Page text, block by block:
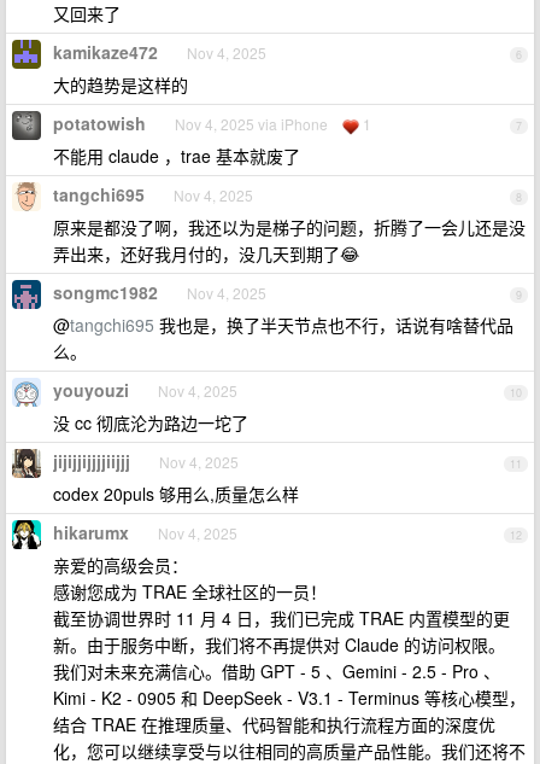
又回来了
6
kamikaze472 Nov 4, 2025
大的趋势是这样的
7
potatowish Nov 4, 2025 via iPhone 1
不能用 claude ，trae 基本就废了
8
tangchi695 Nov 4, 2025
原来是都没了啊，我还以为是梯子的问题，折腾了一会儿还是没
弄出来，还好我月付的，没几天到期了😂
9
songmc1982 Nov 4, 2025
@tangchi695 我也是，换了半天节点也不行，话说有啥替代品
么。
10
youyouzi Nov 4, 2025
没 cc 彻底沦为路边一坨了
11
jijijjijjjjiijjj Nov 4, 2025
codex 20puls 够用么,质量怎么样
12
hikarumx Nov 4, 2025
亲爱的高级会员：
感谢您成为 TRAE 全球社区的一员！
截至协调世界时 11 月 4 日，我们已完成 TRAE 内置模型的更
新。由于服务中断，我们将不再提供对 Claude 的访问权限。
我们对未来充满信心。借助 GPT - 5 、Gemini - 2.5 - Pro 、
Kimi - K2 - 0905 和 DeepSeek - V3.1 - Terminus 等核心模型，
结合 TRAE 在推理质量、代码智能和执行流程方面的深度优
化，您可以继续享受与以往相同的高质量产品性能。我们还将不